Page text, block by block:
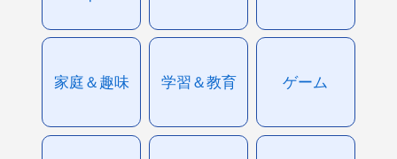
家庭＆趣味 学習＆教育 ゲーム